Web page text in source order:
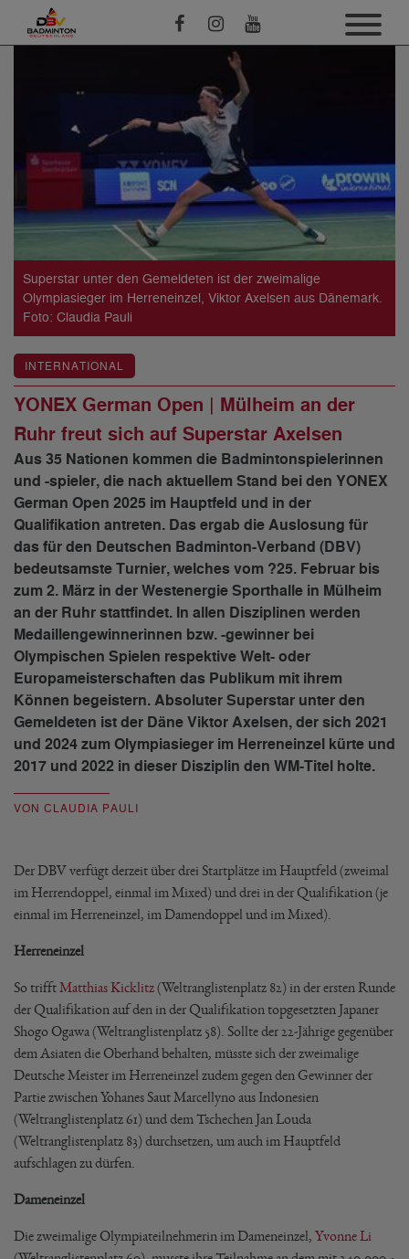
Superstar unter den Gemeldeten ist der zweimalige
Olympiasieger im Herreneinzel, Viktor Axelsen aus Dänemark.
Foto: Claudia Pauli
INTERNATIONAL
YONEX German Open | Mülheim an der
Ruhr freut sich auf Superstar Axelsen
Aus 35 Nationen kommen die Badmintonspielerinnen
und -spieler, die nach aktuellem Stand bei den YONEX
German Open 2025 im Hauptfeld und in der
Qualifikation antreten. Das ergab die Auslosung für
das für den Deutschen Badminton-Verband (DBV)
bedeutsamste Turnier, welches vom ?25. Februar bis
zum 2. März in der Westenergie Sporthalle in Mülheim
an der Ruhr stattfindet. In allen Disziplinen werden
Medaillengewinnerinnen bzw. -gewinner bei
Olympischen Spielen respektive Welt- oder
Europameisterschaften das Publikum mit ihrem
Können begeistern. Absoluter Superstar unter den
Gemeldeten ist der Däne Viktor Axelsen, der sich 2021
und 2024 zum Olympiasieger im Herreneinzel kürte und
2017 und 2022 in dieser Disziplin den WM-Titel holte.
VON CLAUDIA PAULI
Der DBV verfügt derzeit über drei Startplätze im Hauptfeld (zweimal
im Herrendoppel, einmal im Mixed) und drei in der Qualifikation (je
einmal im Herreneinzel, im Damendoppel und im Mixed).
Herreneinzel
So trifftMatthias Kicklitz(Weltranglistenplatz 82) in der ersten Runde
der Qualifikation auf den in der Qualifikation topgesetzten Japaner
Shogo Ogawa (Weltranglistenplatz 58). Sollte der 22-Jährige gegenüber
dem Asiaten die Oberhand behalten, müsste sich der zweimalige
Deutsche Meister im Herreneinzel zudem gegen den Gewinner der
Partie zwischen Yohanes Saut Marcellyno aus Indonesien
(Weltranglistenplatz 61) und dem Tschechen Jan Louda
(Weltranglistenplatz 83) durchsetzen, um auch im Hauptfeld
aufschlagen zu dürfen.
Dameneinzel
Die zweimalige Olympiateilnehmerin im Dameneinzel, Yvonne Li